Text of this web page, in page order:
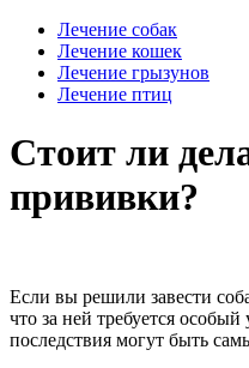
Лечение собак
Лечение кошек
Лечение грызунов
Лечение птиц
Стоит ли
прививки?
Если вы решили завести
что за ней требуется
последствия могут быть